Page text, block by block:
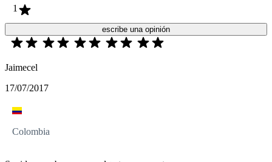
1
escribe una opinión
Jaimecel
17/07/2017
Colombia